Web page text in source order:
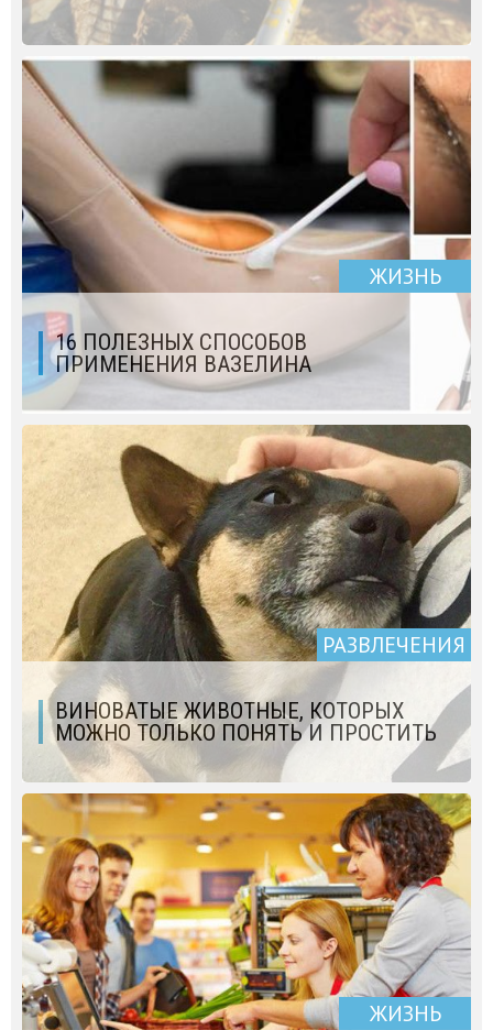
ЖИЗНЬ
16 ПОЛЕЗНЫХ СПОСОБОВ
ПРИМЕНЕНИЯ ВАЗЕЛИНА
РАЗВЛЕЧЕНИЯ
ВИНОВАТЫЕ ЖИВОТНЫЕ, КОТОРЫХ
МОЖНО ТОЛЬКО ПОНЯТЬ И ПРОСТИТЬ
ЖИЗНЬ